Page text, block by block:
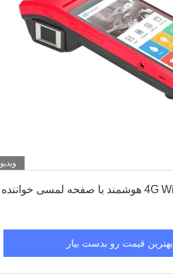
ویدیو
POS بیومتریک 4G Wifi هوشمند با صفحه لمسی خواننده
بهترین قیمت رو بدست بیار